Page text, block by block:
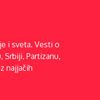
i sveta. Vesti o
Srbiji, Partizanu,
najjačih